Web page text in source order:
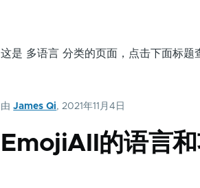
这是 多语言 分类的页面，点击下面标题
由James Qi, 2021年11月4日
EmojiAll的语言